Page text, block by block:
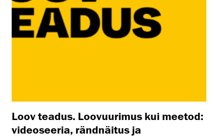
Loov teadus. Loovuurimus kui meetod:
videoseeria, rändnäitus ja